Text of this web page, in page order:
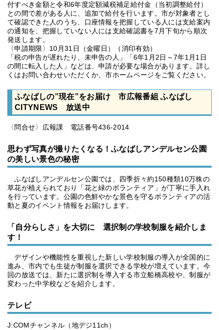
付すべき金額と令和6年度定額減税補足給付金（当初調整給付）
との間で差がある人に、追加で給付を行います。市が対象者とし
て確認できた人のうち、口座情報を把握している人には支給案内
の通知を、把握していない人には支給確認書を7月下旬から順次
発送します。
〈申請期限〉10月31日（金曜日）（消印有効）
「税の申告が遅れたり、未申告の人」「6年1月2日～7年1月1日
の間に転入した人」などは、申請が必要な場合があります。詳し
くはお問い合わせいただくか、市ホームページをご覧ください。
ふなばしの”現在”をお届け 市広報番組 ふなばし
CITYNEWS 放送中
〈問合せ〉広報課 電話番号436-2014
思わず写真が撮りたくなる！ふなばしアンデルセン公園
の美しい景色の秘密
ふなばしアンデルセン公園では、四季折々約150種類10万株の
草花が植えられており「花と緑のボランティア」が丁寧に手入れ
を行っています。公園の色鮮やかな景色を守るボランティアの活
動と夏のイベント情報をお届けします。
「自分らしさ」を大切に 選択制の学校制服を紹介しま
す！
デザインや機能性を重視した新しい学校制服の導入が全国的に
進み、市内でも生徒が制服を選択できる学校が増えています。今
回の放送では、新たに選択制を導入する市立船橋高校や、制服が
変わった中学校などを紹介します。
テレビ
J:COMチャンネル（地デジ11ch）